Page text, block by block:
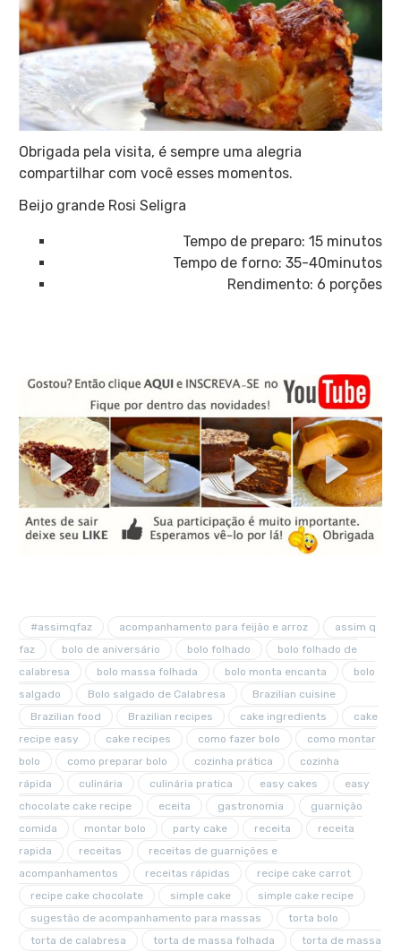
Obrigada pela visita, é sempre uma alegria
compartilhar com você esses momentos.
Beijo grande Rosi Seligra
Tempo de preparo: 15 minutos
Tempo de forno: 35-40minutos
Rendimento: 6 porções
#assimqfaz acompanhamento para feijão e arroz
assim q
faz
bolo de aniversário bolo folhado
bolo folhado de
calabresa
bolo massa folhada bolo monta encanta
bolo
salgado
Bolo salgado de Calabresa
Brazilian cuisine
Brazilian food
Brazilian recipes cake ingredients
cake
recipe easy
cake recipes como fazer bolo
como montar
bolo
como preparar bolo cozinha prática
cozinha
rápida
culinária culinária pratica easy cakes
easy
chocolate cake recipe
eceita gastronomia
guarnição
comida
montar bolo party cake receita
receita
rapida
receitas
receitas de guarnições e
acompanhamentos
receitas rápidas
recipe cake carrot
recipe cake chocolate
simple cake
simple cake recipe
sugestão de acompanhamento para massas
torta bolo
torta de calabresa
torta de massa folhada
torta de massa